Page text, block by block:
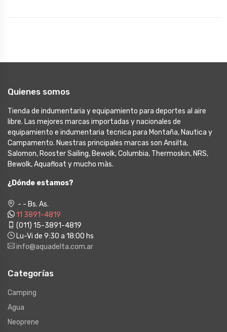
Quienes somos
Tienda de indumentaria y equipamiento para deportes al aire
libre. Las mejores marcas importadas y nacionales de
equipamiento e indumentaria tecnica para Montaña, Nautica y
Campamento. Nuestras principales marcas son Ansilta,
Salomon, Rooster Sailing, Bewolk, Columbia, Thermoskin, NRS,
Bewolk, Aquafloat y mucho màs.
¿Dónde estamos?
- - Bs. As.
11 3891-4819
(011) 15-3891-4819
Lu-Vi de 9:30 a 18:00 hs
info@aquadelta.com.ar
Categorías
Camping
Agua
Neoprene